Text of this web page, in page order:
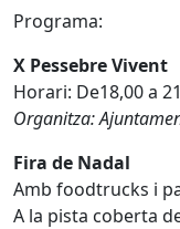
Programa:
X Pessebre Vivent
Horari: De18,00 a
Organitza:
Fira de Nadal
Amb foodtrucks i
A la pista coberta